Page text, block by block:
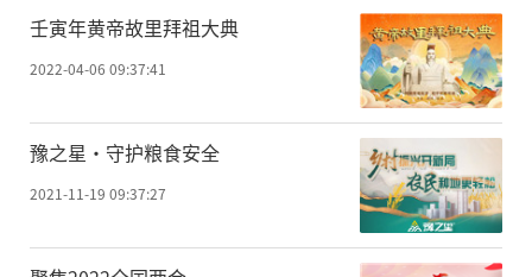
壬寅年黄帝故里拜祖大典
2022-04-06 09:37:41
豫之星·守护粮食安全
2021-11-19 09:37:27